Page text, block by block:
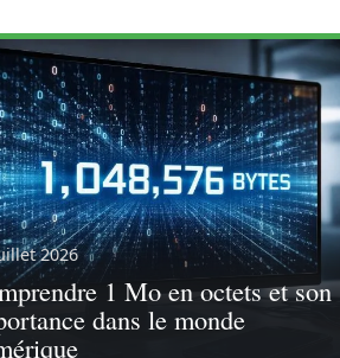
2026
1 Mo en octets et son
dans le monde